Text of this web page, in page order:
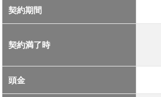
較
2
おす
の定
額制
サー
契約期間
契約満了時
頭金